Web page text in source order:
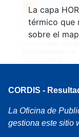
La capa
térmico que
sobre el
160
CORDIS -
La Oficina de
gestiona este sitio